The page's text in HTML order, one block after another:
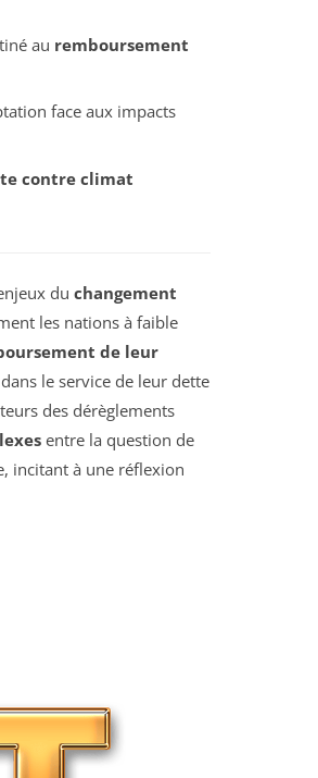
au remboursement
face aux impacts
contre climat
du changement
les nations à faible
de leur
le service de leur dette
des dérèglements
entre la question de
incitant à une réflexion